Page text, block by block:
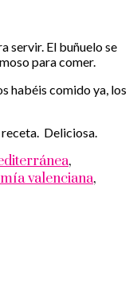
servir. El buñuelo se
para comer.
habéis comido ya, los
Deliciosa.
,
valenciana,